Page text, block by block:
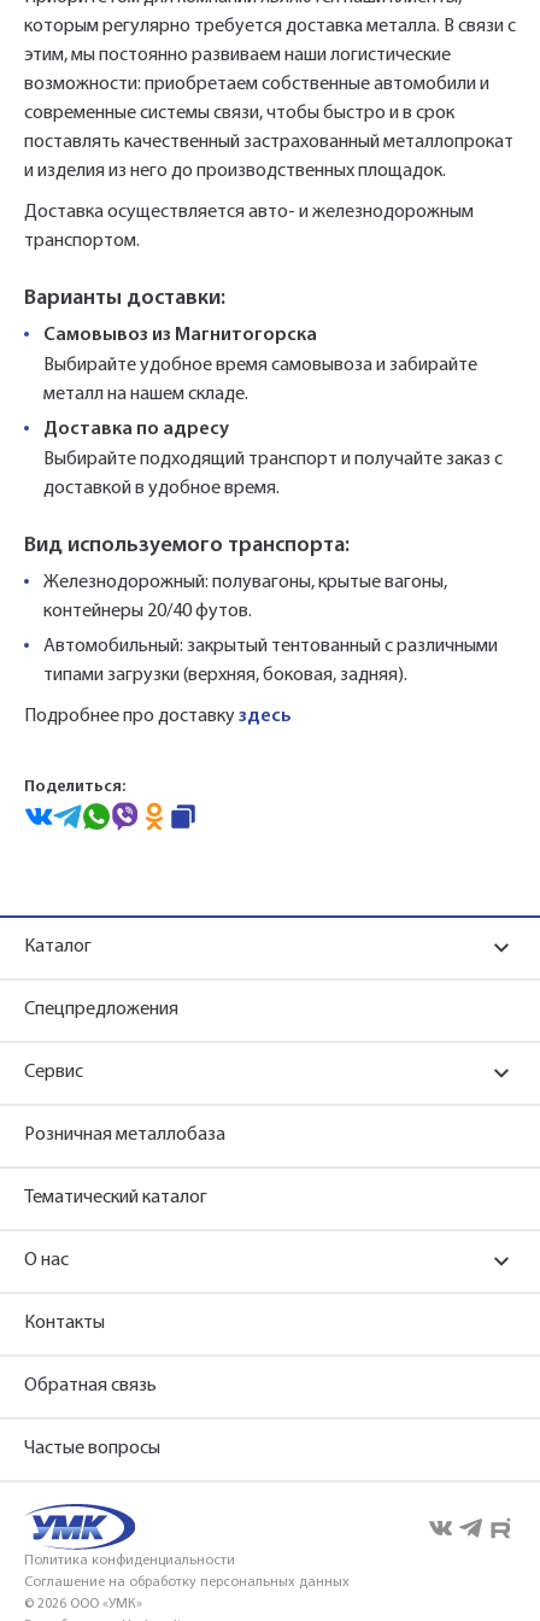
которым регулярно требуется доставка металла. В связи с
этим, мы постоянно развиваем наши логистические
возможности: приобретаем собственные автомобили и
современные системы связи, чтобы быстро и в срок
поставлять качественный застрахованный металлопрокат
и изделия из него до производственных площадок.
Доставка осуществляется авто- и железнодорожным
транспортом.
Варианты доставки:
Самовывоз из Магнитогорска
Выбирайте удобное время самовывоза и забирайте
металл на нашем складе.
Доставка по адресу
Выбирайте подходящий транспорт и получайте заказ с
доставкой в удобное время.
Вид используемого транспорта:
Железнодорожный: полувагоны, крытые вагоны,
контейнеры 20/40 футов.
Автомобильный: закрытый тентованный с различными
типами загрузки (верхняя, боковая, задняя).
Подробнее про доставкуздесь
Поделиться:
Каталог
Спецпредложения
Сервис
Розничная металлобаза
Тематический каталог
О нас
Контакты
Обратная связь
Частые вопросы
Политика конфиденциальности
Соглашение на обработку персональных данных
© 2026 ООО «УМК»
конфиденциальности»
конфиденциальности»